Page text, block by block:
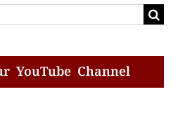
YouTube Channel